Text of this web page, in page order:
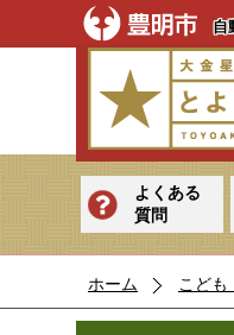
自
よくある
質問
ホーム こども